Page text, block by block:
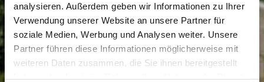
analysieren. Außerdem geben wir Informationen zu Ihrer
Verwendung unserer Website an unsere Partner für
soziale Medien, Werbung und Analysen weiter. Unsere
Partner führen diese Informationen möglicherweise mit
weiteren Daten zusammen, die Sie ihnen bereitgestellt